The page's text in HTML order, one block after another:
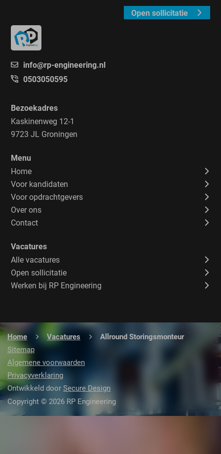
Open sollicitatie
info@rp-engineering.nl
0503050595
Bezoekadres
Kaskinenweg 12-1
9723 JL Groningen
Menu
Home
Voor kandidaten
Voor opdrachtgevers
Over ons
Contact
Vacatures
Alle vacatures
Open sollicitatie
Werken bij RP Engineering
Home Vacatures
Allround Storingsmonteur
Sitemap
Algemene voorwaarden
Privacyverklaring
Ontwikkeld door Secure Design
Copyright © 2026 RP Engineering